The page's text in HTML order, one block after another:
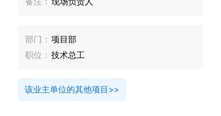
部门： 项目部
职位： 技术总工
该业主单位的其他项目>>